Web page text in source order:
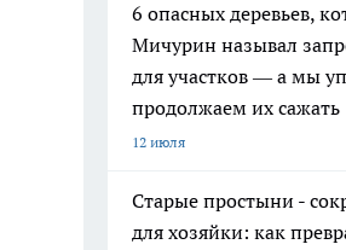
6 опасных деревьев,
Мичурин называл
для участков — а мы
продолжаем их сажать
12 июля
Старые простыни -
для хозяйки: как